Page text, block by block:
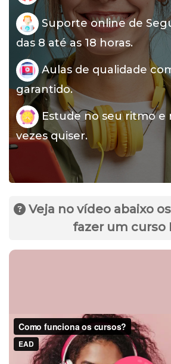
Suporte online de
das 8 até as 18 horas.
Aulas de qualidade
garantido.
Estude no seu ritmo e
vezes quiser.
Veja no vídeo abaixo
fazer um curso